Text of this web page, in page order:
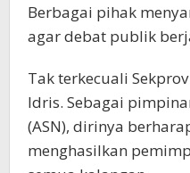
Berbagai pihak
agar debat publik
Tak terkecuali
Idris. Sebagai
(ASN), dirinya
menghasilkan